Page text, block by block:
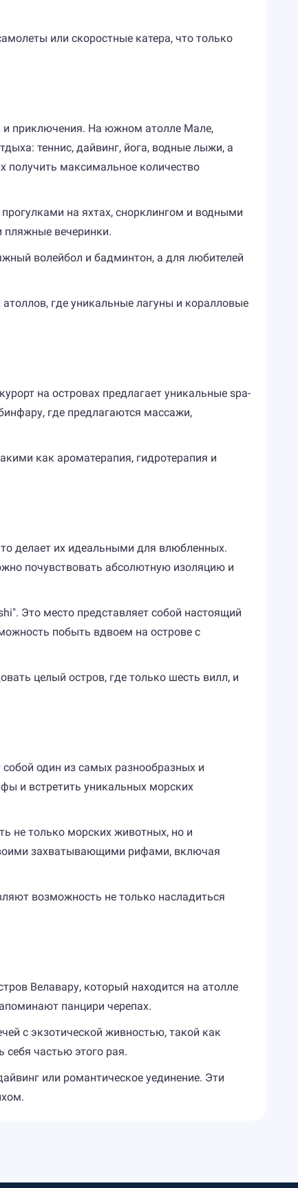
или скоростные катера, что только
и приключения. На южном атолле Мале,
теннис, дайвинг, йога, водные лыжи, а
максимальное количество
на яхтах, снорклингом и водными
пляжные вечеринки.
волейбол и бадминтон, а для любителей
где уникальные лагуны и коралловые
на островах предлагает уникальные spa-
где предлагаются массажи,
как ароматерапия, гидротерапия и
делает их идеальными для влюбленных.
почувствовать абсолютную изоляцию и
Это место представляет собой настоящий
побыть вдвоем на острове с
целый остров, где только шесть вилл, и
один из самых разнообразных и
и встретить уникальных морских
не только морских животных, но и
захватывающими рифами, включая
возможность не только насладиться
Велавару, который находится на атолле
панцири черепах.
с экзотической живностью, такой как
себя частью этого рая.
или романтическое уединение. Эти